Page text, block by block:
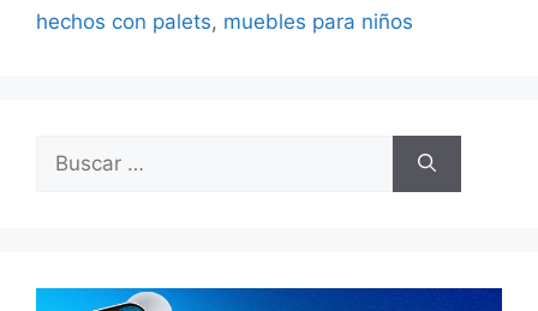
hechos con palets, muebles para niños
Buscar: